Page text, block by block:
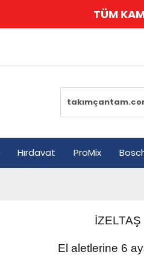
TÜM
Hırdavat ProMix
El aletlerine 6